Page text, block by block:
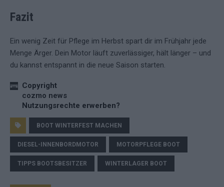
Fazit
Ein wenig Zeit für Pflege im Herbst spart dir im Frühjahr jede
Menge Ärger. Dein Motor läuft zuverlässiger, hält länger – und
du kannst entspannt in die neue Saison starten.
Copyright
cozmo news
Nutzungsrechte erwerben?
BOOT WINTERFEST MACHEN
DIESEL-INNENBORDMOTOR MOTORPFLEGE BOOT
TIPPS BOOTSBESITZER WINTERLAGER BOOT